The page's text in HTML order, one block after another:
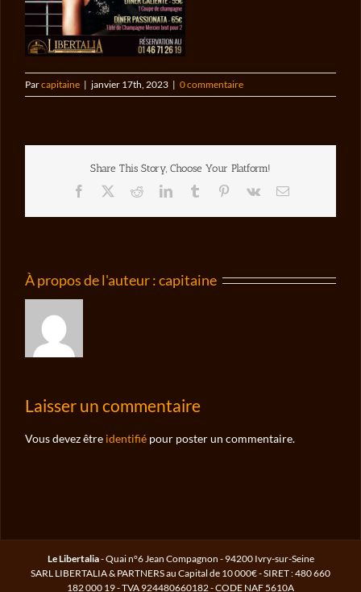
Parcapitaine | janvier 17th, 2023 | 0 commentaire
Share This Story, Choose Your Platform!
Facebook RedditLinkedInTumblr Pinterest
Vk Email
À propos de l'auteur :capitaine
Laisser un commentaire
Vous devez être identifié pour poster un commentaire.
Le Libertalia- Quai n°6 Jean Compagnon - 94200 Ivry-sur-Seine
SARL LIBERTALIA & PARTNERS au Capital de 10 000€ - SIRET : 480 660
182 000 19 - TVA 924480660182 - CODE NAF 5610A